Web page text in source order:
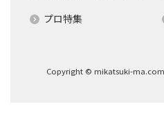
プロ特集
Copyright © mikatsuki-